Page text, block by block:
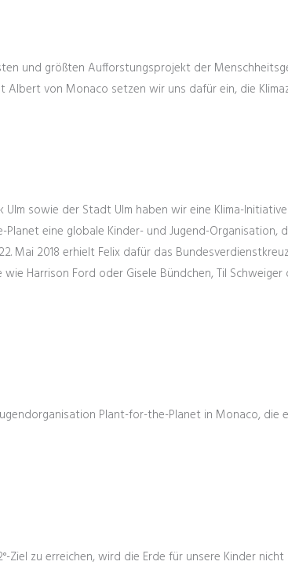
und größten Aufforstungsprojekt der
Albert von Monaco setzen wir uns dafür ein, die
sowie der Stadt Ulm haben wir eine Klima-
eine globale Kinder- und Jugend-Organisation,
Mai 2018 erhielt Felix dafür das
Harrison Ford oder Gisele Bündchen, Til
Plant-for-the-Planet in Monaco, die
zu erreichen, wird die Erde für unsere Kinder